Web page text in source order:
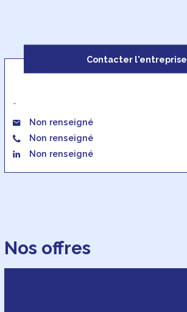
Contacter l'entreprise
-
Non renseigné
Non renseigné
Non renseigné
Nos offres